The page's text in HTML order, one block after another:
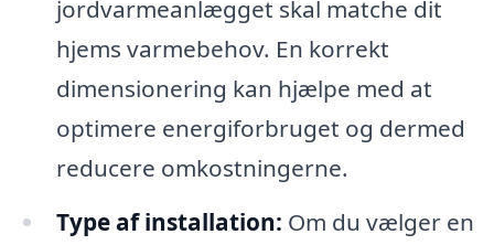
jordvarmeanlægget skal matche dit
hjems varmebehov. En korrekt
dimensionering kan hjælpe med at
optimere energiforbruget og dermed
reducere omkostningerne.
Type af installation: Om du vælger en